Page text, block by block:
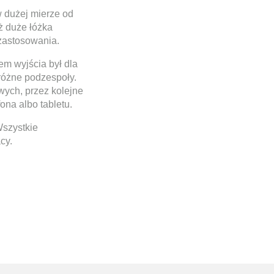
dużej mierze od
duże łóżka
wyjścia był dla
podzespoły.
przez kolejne
albo tabletu.